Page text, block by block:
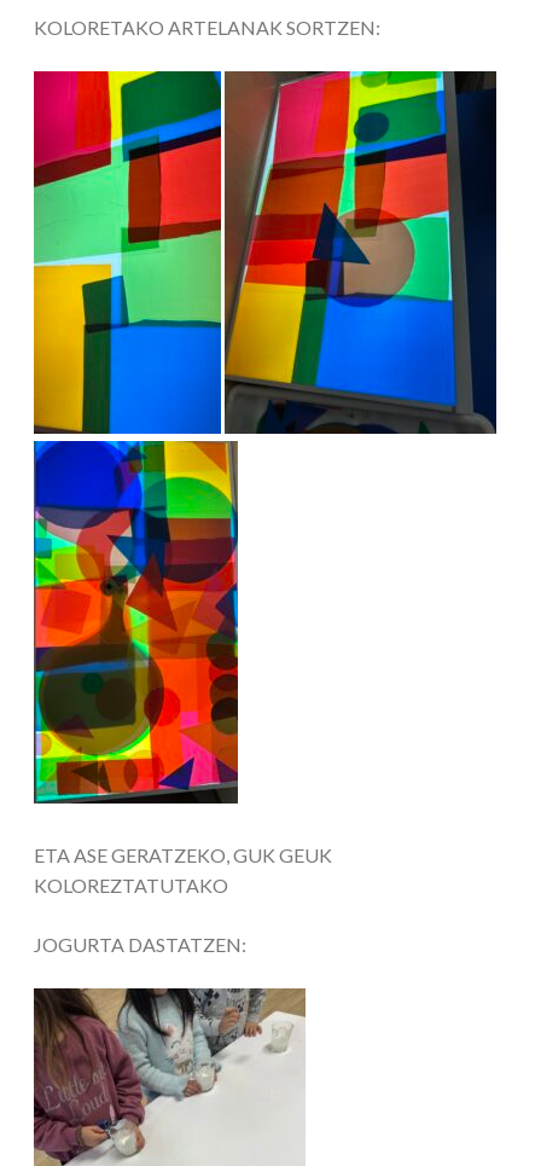
KOLORETAKO ARTELANAK SORTZEN:
ETA ASE GERATZEKO, GUK GEUK
KOLOREZTATUTAKO
JOGURTA DASTATZEN: